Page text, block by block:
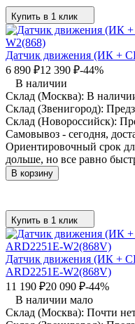
Купить в 1 клик
Датчик движения (ИК +
6 890 ₽12 390 ₽-44%
В наличии
Склад (Москва): В
Склад (Звенигород):
Склад (Новороссийск):
Самовывоз - сегодня,
Ориентировочный срок
дольше, но все равно
В корзину
Купить в 1 клик
Датчик движения (ИК +
ARD2251E-W2(868V)
11 190 ₽20 090 ₽-44%
В наличии мало
Склад (Москва): Почти